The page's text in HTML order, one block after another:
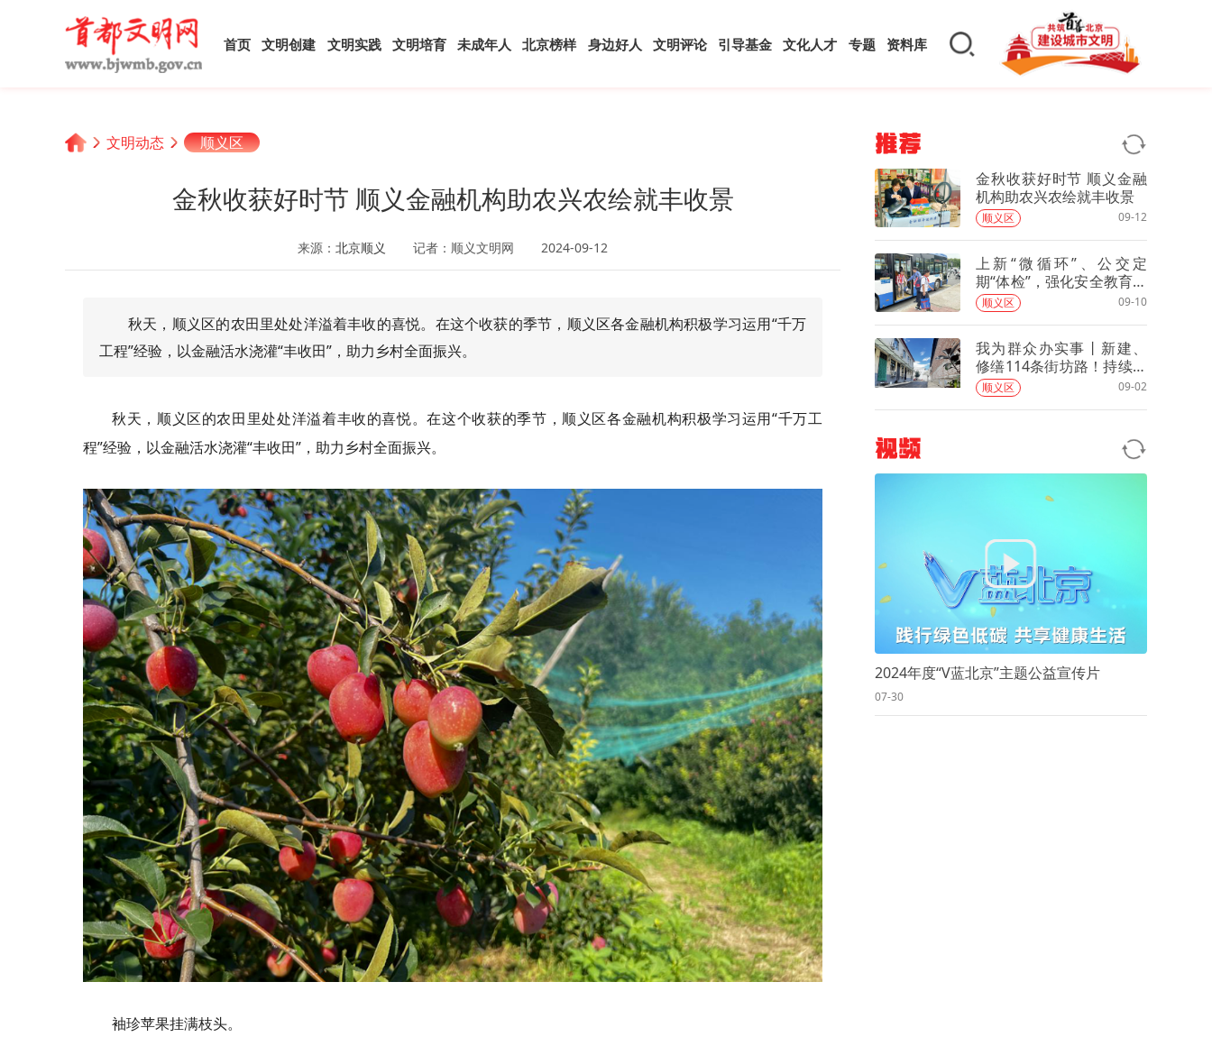
首页 文明创建 文明实践 文明培育 未成年人 北京榜样 身边好人 文明评论 引导基金 文化人才 专题 资料库
文明动态 顺义区
金秋收获好时节 顺义金融机构助农兴农绘就丰收景
来源： 北京顺义 记者：顺义文明网 2024-09-12
秋天，顺义区的农田里处处洋溢着丰收的喜悦。在这个收获的季节，顺义区各金融机构积极学习运用“千万
工程”经验，以金融活水浇灌“丰收田”，助力乡村全面振兴。
秋天，顺义区的农田里处处洋溢着丰收的喜悦。在这个收获的季节，顺义区各金融机构积极学习运用“千万工
程”经验，以金融活水浇灌“丰收田”，助力乡村全面振兴。
袖珍苹果挂满枝头。
推荐
金秋收获好时节 顺义金融
机构助农兴农绘就丰收景
顺义区 09-12
上新“微循环”、公交定
期“体检”，强化安全教育，
全力护航开学季
顺义区 09-10
我为群众办实事丨新建、
修缮114条街坊路！持续提
升乡村环境
顺义区 09-02
视频
2024年度“V蓝北京”主题公益宣传片
07-30